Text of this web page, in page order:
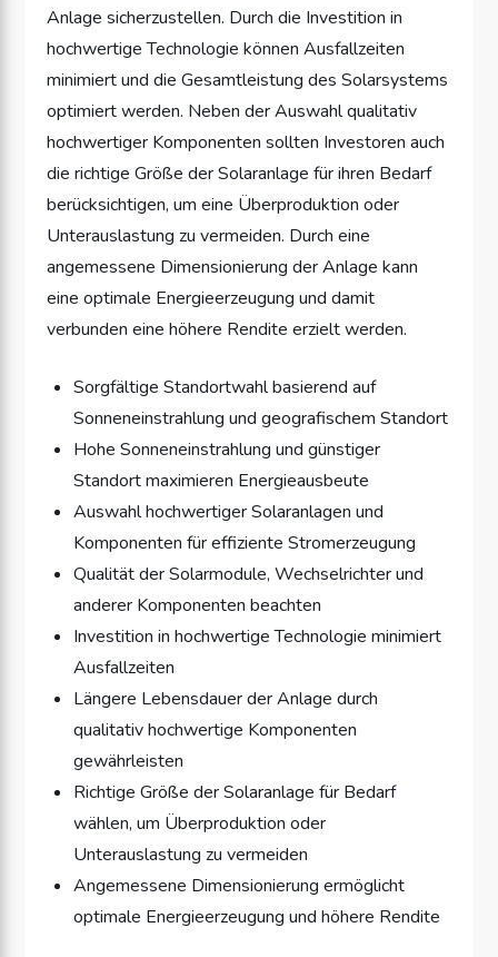
Anlage sicherzustellen. Durch die Investition in
hochwertige Technologie können Ausfallzeiten
minimiert und die Gesamtleistung des Solarsystems
optimiert werden. Neben der Auswahl qualitativ
hochwertiger Komponenten sollten Investoren auch
die richtige Größe der Solaranlage für ihren Bedarf
berücksichtigen, um eine Überproduktion oder
Unterauslastung zu vermeiden. Durch eine
angemessene Dimensionierung der Anlage kann
eine optimale Energieerzeugung und damit
verbunden eine höhere Rendite erzielt werden.
Sorgfältige Standortwahl basierend auf
Sonneneinstrahlung und geografischem Standort
Hohe Sonneneinstrahlung und günstiger
Standort maximieren Energieausbeute
Auswahl hochwertiger Solaranlagen und
Komponenten für effiziente Stromerzeugung
Qualität der Solarmodule, Wechselrichter und
anderer Komponenten beachten
Investition in hochwertige Technologie minimiert
Ausfallzeiten
Längere Lebensdauer der Anlage durch
qualitativ hochwertige Komponenten
gewährleisten
Richtige Größe der Solaranlage für Bedarf
wählen, um Überproduktion oder
Unterauslastung zu vermeiden
Angemessene Dimensionierung ermöglicht
optimale Energieerzeugung und höhere Rendite